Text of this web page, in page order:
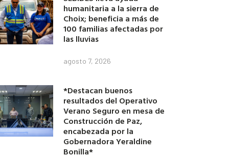
humanitaria a la sierra de
Choix; beneficia a más de
100 familias afectadas por
las lluvias
agosto 7, 2026
*Destacan buenos
resultados del Operativo
Verano Seguro en mesa de
Construcción de Paz,
encabezada por la
Gobernadora Yeraldine
Bonilla*